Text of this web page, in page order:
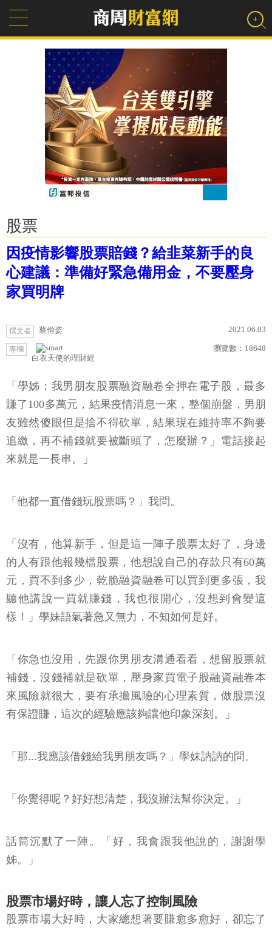
股票
因疫情影響股票賠錢？給韭菜新手的良
心建議：準備好緊急備用金，不要壓身
家買明牌
撰文者 蔡佾姿 2021.06.03
專欄
白衣天使的理財經
瀏覽數： 18648
「學姊：我男朋友股票融資融卷全押在電子股，最多
賺了100多萬元，結果疫情消息一來，整個崩盤，男朋
友雖然傻眼但是捨不得砍單，結果現在維持率不夠要
追繳，再不補錢就要被斷頭了，怎麼辦？」電話接起
來就是一長串。」
「他都一直借錢玩股票嗎？」我問。
「沒有，他算新手，但是這一陣子股票太好了，身邊
的人有跟他報幾檔股票，他想說自己的存款只有60萬
元，買不到多少，乾脆融資融卷可以買到更多張，我
聽他講說一買就賺錢，我也很開心，沒想到會變這
樣！」學妹語氣著急又無力，不知如何是好。
「你急也沒用，先跟你男朋友溝通看看，想留股票就
補錢，沒錢補就是砍單，壓身家買電子股融資融卷本
來風險就很大，要有承擔風險的心理素質，做股票沒
有保證賺，這次的經驗應該夠讓他印象深刻。」
「那...我應該借錢給我男朋友嗎？」學妹訥訥的問。
「你覺得呢？好好想清楚，我沒辦法幫你決定。」
話筒沉默了一陣。「好，我會跟我他說的，謝謝學
姊。」
股票市場好時，讓人忘了控制風險
股票市場大好時，大家總想著要賺愈多愈好，卻忘了